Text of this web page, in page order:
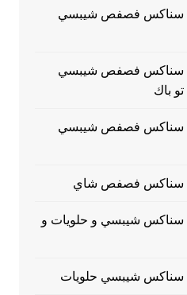
سناكس فصفص شيبسي
سناكس فصفص شيبسي
باك
سناكس فصفص شيبسي
سناكس فصفص شاي
سناكس شيبسي و حلويات و
سناكس شيبسي حلويات